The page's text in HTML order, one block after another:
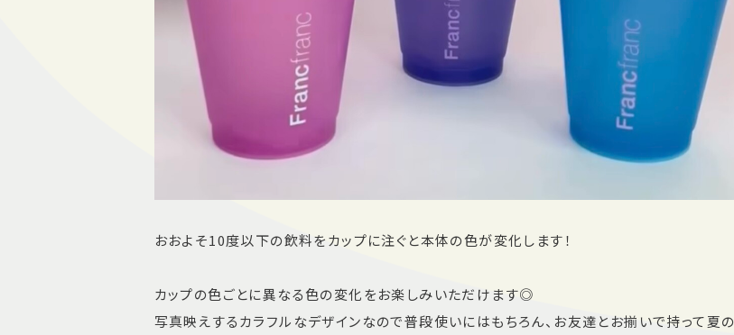
おおよそ10度以下の飲料をカップに注ぐと本体の色が変化します！
カップの色ごとに異なる色の変化をお楽しみいただけます◎
写真映えするカラフルなデザインなので普段使いにはもちろん、お友達とお揃いで持って夏の